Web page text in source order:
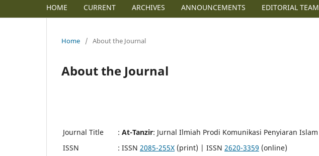
HOME CURRENT ARCHIVES ANNOUNCEMENTS EDITORIAL TEAM
Home / About the Journal
About the Journal
Journal Title : At-Tanzir: Jurnal Ilmiah Prodi Komunikasi Penyiaran Islam
ISSN
: ISSN 2085-255X (print) | ISSN 2620-3359 (online)